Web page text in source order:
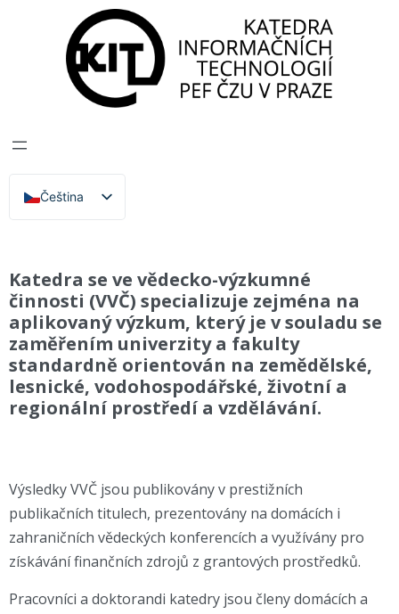
Čeština
English
Katedra informačních technologií >Vědecko
výzkumná činnost
VĚDECKO VÝZKUMNÁ
ČINNOST
Katedra se ve vědecko-výzkumné
činnosti (VVČ) specializuje zejména na
aplikovaný výzkum, který je v souladu se
zaměřením univerzity a fakulty
standardně orientován na zemědělské,
lesnické, vodohospodářské, životní a
regionální prostředí a vzdělávání.
Výsledky VVČ jsou publikovány v prestižních
publikačních titulech, prezentovány na domácích i
zahraničních vědeckých konferencích a využívány pro
získávání finančních zdrojů z grantových prostředků.
Pracovníci a doktorandi katedry jsou členy domácích a